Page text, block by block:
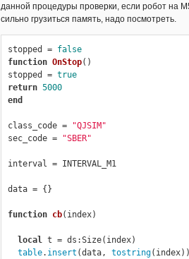
данной процедуры проверки, если робот на
сильно грузиться память, надо посмотреть.
stopped = false
function OnStop()
stopped = true
return 5000
end
class_code =
"QJSIM"
sec_code =
"SBER"
interval = INTERVAL_M1
data = {}
function cb(index)
local t = ds:Size(index)
table. insert (data, tostring